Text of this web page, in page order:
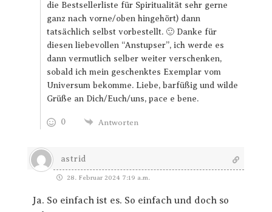
die Bestsellerliste für Spiritualität sehr gerne
ganz nach vorne/oben hingehört) dann
tatsächlich selbst vorbestellt. 🙂 Danke für
diesen liebevollen “Anstupser”, ich werde es
dann vermutlich selber weiter verschenken,
sobald ich mein geschenktes Exemplar vom
Universum bekomme. Liebe, barfüßig und wilde
Grüße an Dich/Euch/uns, pace e bene.
0 Antworten
astrid
28. Februar 2024 7:19 a.m.
Ja. So einfach ist es. So einfach und doch so